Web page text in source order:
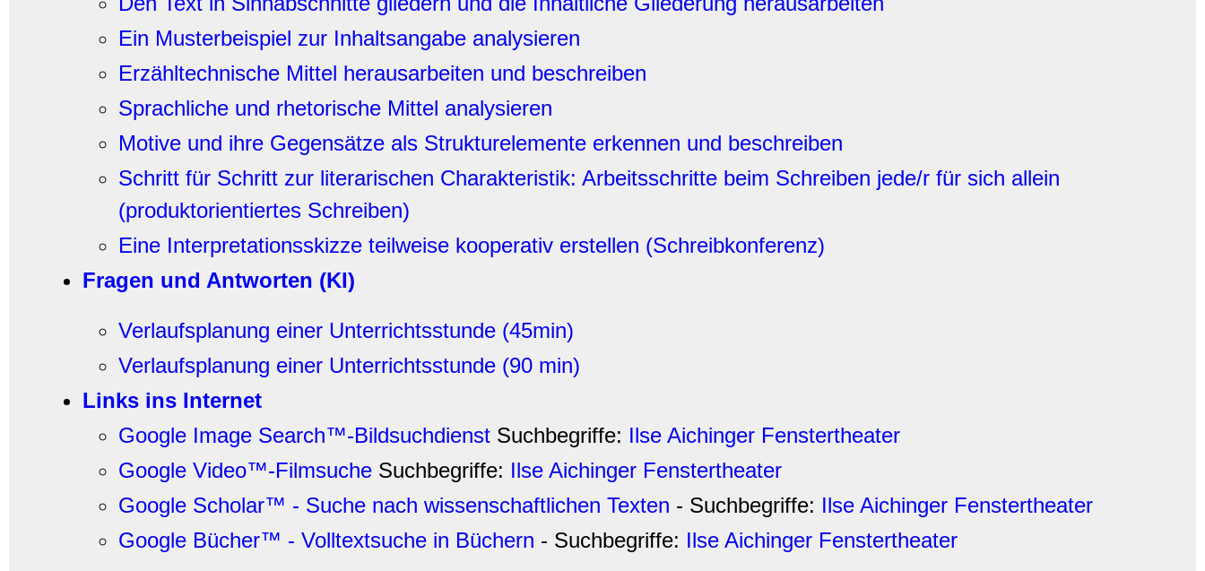
Ein Musterbeispiel zur Inhaltsangabe analysieren
Erzähltechnische Mittel herausarbeiten und beschreiben
Sprachliche und rhetorische Mittel analysieren
Motive und ihre Gegensätze als Strukturelemente erkennen und beschreiben
Schritt für Schritt zur literarischen Charakteristik: Arbeitsschritte beim Schreiben jede/r für sich allein
(produktorientiertes Schreiben)
Eine Interpretationsskizze teilweise kooperativ erstellen (Schreibkonferenz)
Fragen und Antworten (KI)
Verlaufsplanung einer Unterrichtsstunde (45min)
Verlaufsplanung einer Unterrichtsstunde (90 min)
Links ins Internet
Google Image Search™-Bildsuchdienst Suchbegriffe: Ilse Aichinger Fenstertheater
Google Video™-Filmsuche Suchbegriffe: Ilse Aichinger Fenstertheater
Google Scholar™ - Suche nach wissenschaftlichen Texten - Suchbegriffe: Ilse Aichinger Fenstertheater
Google Bücher™ - Volltextsuche in Büchern - Suchbegriffe: Ilse Aichinger Fenstertheater